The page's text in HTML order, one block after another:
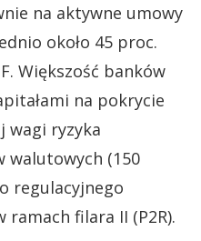
na aktywne umowy
około 45 proc.
Większość banków
na pokrycie
wagi ryzyka
walutowych (150
regulacyjnego
filara II (P2R).